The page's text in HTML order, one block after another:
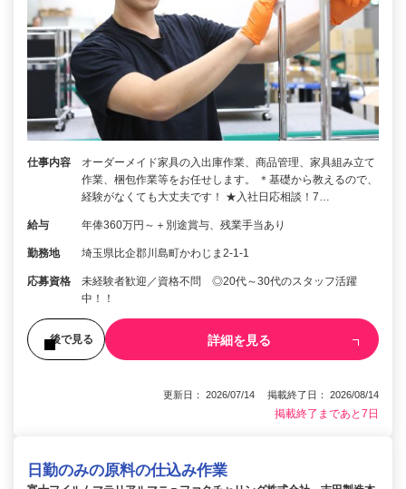
仕事内容
オーダーメイド家具の入出庫作業、商品管理、家具組み立て
作業、梱包作業等をお任せします。 ＊基礎から教えるので、
経験がなくても大丈夫です！ ★入社日応相談！7…
給与 年俸360万円～＋別途賞与、残業手当あり
勤務地 埼玉県比企郡川島町かわじま2-1-1
応募資格
未経験者歓迎／資格不問 ◎20代～30代のスタッフ活躍
中！！
後で見る 詳細を見る
更新日： 2026/07/14 掲載終了日： 2026/08/14
掲載終了まであと7日
日勤のみの原料の仕込み作業